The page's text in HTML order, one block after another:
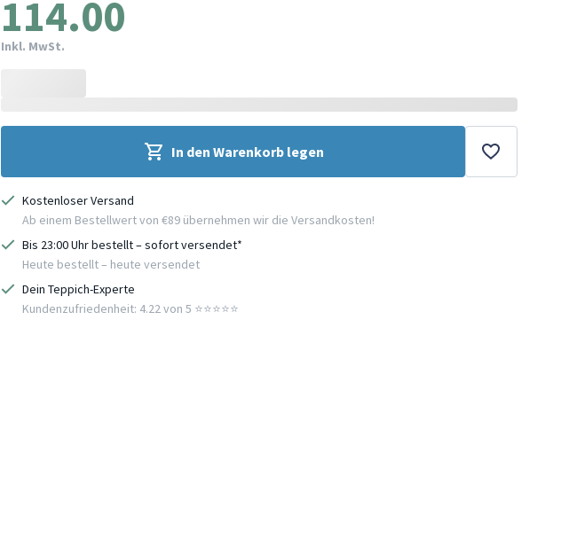
114.00
Inkl. MwSt.
In den Warenkorb legen
Kostenloser Versand
Ab einem Bestellwert von €89 übernehmen wir die Versandkosten!
Bis 23:00 Uhr bestellt – sofort versendet*
Heute bestellt – heute versendet
Dein Teppich-Experte
Kundenzufriedenheit: 4.22 von 5 ⭐️⭐️⭐️⭐️⭐️